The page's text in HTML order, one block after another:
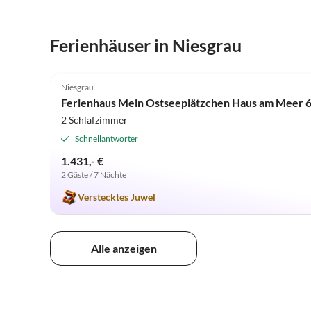
Ferienhäuser in Niesgrau
Niesgrau
Ferienhaus Mein Ostseeplätzchen Haus am Meer 6
2 Schlafzimmer
Schnellantworter
1.431,- €
2 Gäste / 7 Nächte
Verstecktes Juwel
Alle anzeigen